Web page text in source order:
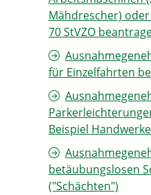
Mähdrescher)
70 StVZO
für Einzelfahrten
Beispiel
betäubungslosen
("Schächten")